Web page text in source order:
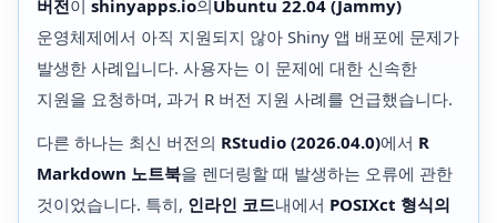
버전이 shinyapps.io의Ubuntu 22.04 (Jammy)
운영체제에서 아직 지원되지 않아 Shiny 앱 배포에 문제가
발생한 사례입니다. 사용자는 이 문제에 대한 신속한
지원을 요청하며, 과거 R 버전 지원 사례를 언급했습니다.
다른 하나는 최신 버전의 RStudio (2026.04.0)에서 R
Markdown 노트북을 렌더링할 때 발생하는 오류에 관한
것이었습니다. 특히, 인라인 코드내에서 POSIXct 형식의